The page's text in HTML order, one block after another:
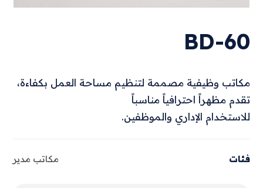
BD-60
مكاتب وظيفية مصممة لتنظيم مساحة العمل بكفاءة،
تقدم مظهراً احترافياً مناسباً
للاستخدام الإداري والموظفين.
فئات مكاتب مدير